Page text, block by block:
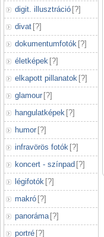
digit. illusztráció [?]
divat [?]
dokumentumfotók [?]
életképek [?]
elkapott pillanatok [?]
glamour [?]
hangulatképek [?]
humor [?]
infravörös fotók [?]
koncert - színpad [?]
légifotók [?]
makró [?]
panoráma [?]
portré [?]